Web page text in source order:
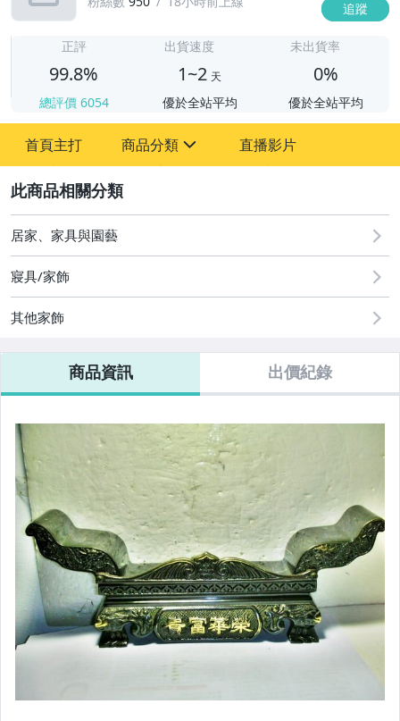
追蹤
正評
99.8%
總評價 6054
出貨速度
1~2 天
優於全站平均
未出貨率
0%
優於全站平均
首頁主打 商品分類
其它
直播影片
居家、家具與園藝
寢具/家飾
其他家飾
商品資訊 出價紀錄